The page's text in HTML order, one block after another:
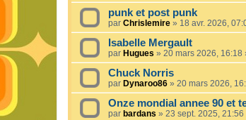
punk et post punk
par Chrislemire » 18 avr. 2026,
Isabelle Mergault
par Hugues » 20 mars 2026, 16:18
Chuck Norris
par Dynaroo86 » 20 mars 2026,
Onze mondial annee 90 et
par bardans » 23 sept. 2025, 21:56